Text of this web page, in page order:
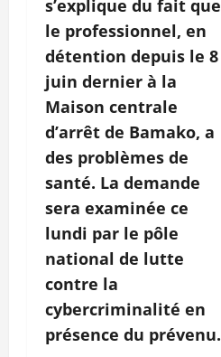
s’explique du fait que
le professionnel, en
détention depuis le 8
juin dernier à la
Maison centrale
d’arrêt de Bamako, a
des problèmes de
santé. La demande
sera examinée ce
lundi par le pôle
national de lutte
contre la
cybercriminalité en
présence du prévenu.